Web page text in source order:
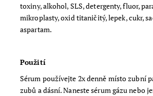
toxiny, alkohol, SLS, detergenty, fluor,
mikroplasty, oxid titaničitý, lepek, cukr,
aspartam.
Použití
Sérum používejte 2x denně místo zubní
zubů a dásní. Naneste sérum gázu nebo